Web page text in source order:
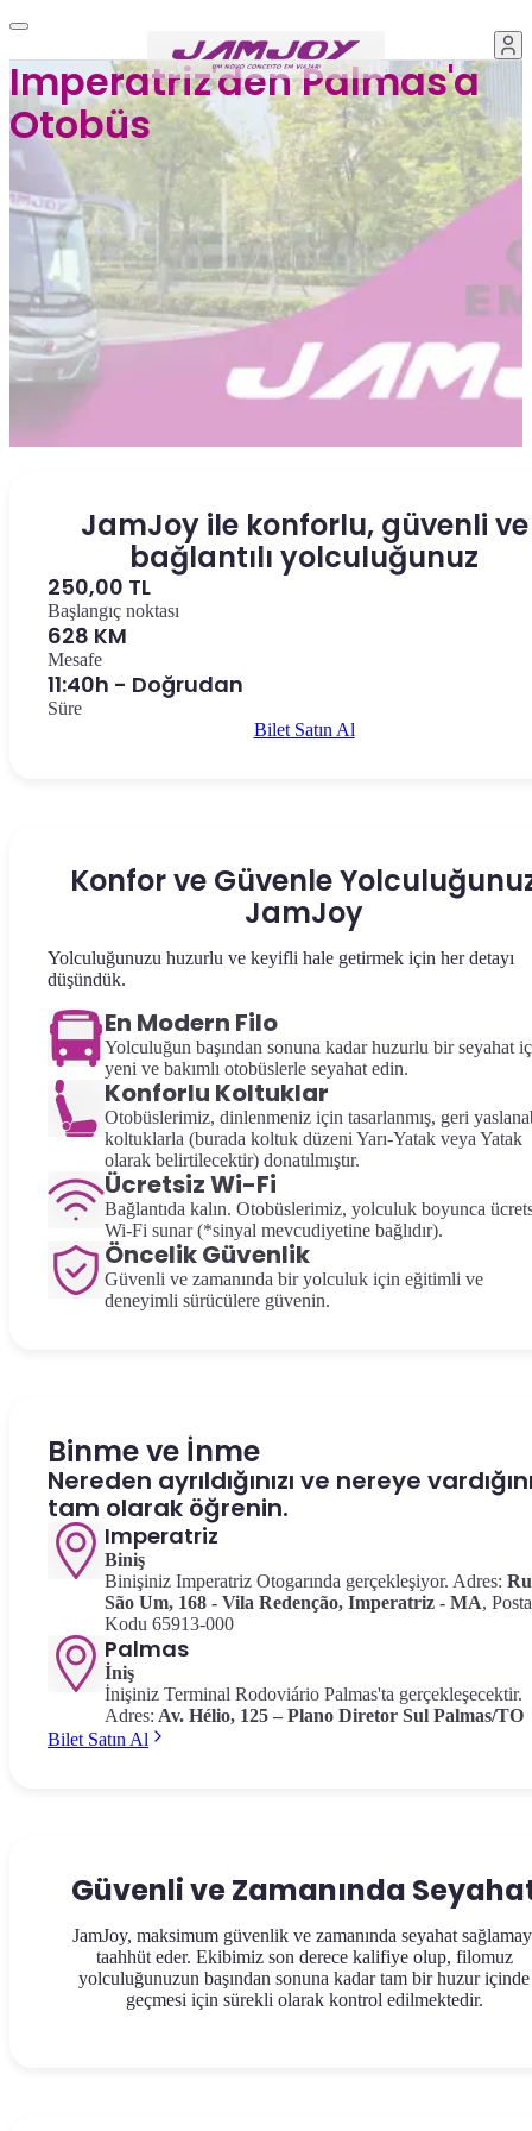
Imperatriz'den Palmas'a
Otobüs
JamJoy ile konforlu, güvenli ve
bağlantılı yolculuğunuz
250,00 TL
Başlangıç noktası
628 KM
Mesafe
11:40h - Doğrudan
Süre
Bilet Satın Al
Konfor ve Güvenle
JamJoy
Yolculuğunuzu huzurlu ve keyifli hale getirmek için her detayı
düşündük.
En Modern Filo
Yolculuğun başından sonuna kadar huzurlu bir seyahat
yeni ve bakımlı otobüslerle seyahat edin.
Konforlu Koltuklar
Otobüslerimiz, dinlenmeniz için tasarlanmış, geri
koltuklarla (burada koltuk düzeni Yarı-Yatak veya Yatak
olarak belirtilecektir) donatılmıştır.
Ücretsiz Wi-Fi
Bağlantıda kalın. Otobüslerimiz, yolculuk boyunca
Wi-Fi sunar (*sinyal mevcudiyetine bağlıdır).
Öncelik Güvenlik
Güvenli ve zamanında bir yolculuk için eğitimli ve
deneyimli sürücülere güvenin.
Binme ve İnme
Nereden ayrıldığınızı ve nereye
tam olarak öğrenin.
Imperatriz
Biniş
Binişiniz Imperatriz Otogarında gerçekleşiyor. Adres:
São Um, 168 - Vila Redenção, Imperatriz - MA, Posta
Kodu 65913-000
Palmas
İniş
İnişiniz Terminal Rodoviário Palmas'ta gerçekleşecektir.
Adres: Av. Hélio, 125 – Plano Diretor Sul Palmas/TO
Bilet Satın Al
Güvenli ve Zamanında
JamJoy, maksimum güvenlik ve zamanında seyahat
taahhüt eder. Ekibimiz son derece kalifiye olup, filomuz
yolculuğunuzun başından sonuna kadar tam bir huzur içinde
geçmesi için sürekli olarak kontrol edilmektedir.